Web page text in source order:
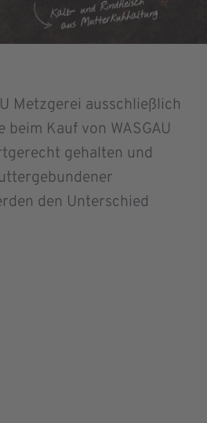
Metzgerei ausschließlich
Kauf von WASGAU
gehalten und
den Unterschied